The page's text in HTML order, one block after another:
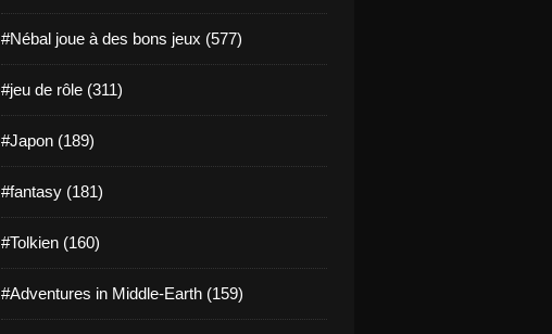
#Nébal joue à des bons jeux (577)
#jeu de rôle (311)
#Japon (189)
#fantasy (181)
#Tolkien (160)
#Adventures in Middle-Earth (159)